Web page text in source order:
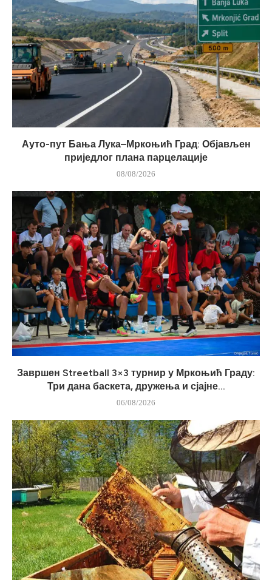
Ауто-пут Бања Лука–Мркоњић Град: Објављен
приједлог плана парцелације
08/08/2026
Завршен Streetball 3×3 турнир у Мркоњић Граду:
Три дана баскета, дружења и сјајне...
06/08/2026